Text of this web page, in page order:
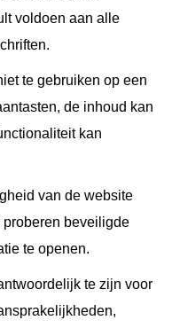
voldoen aan alle
te gebruiken op een
de inhoud kan
kan
van de website
proberen beveiligde
te openen.
te zijn voor